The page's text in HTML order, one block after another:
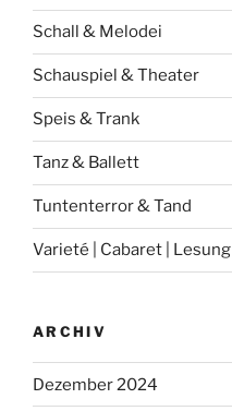
Schall & Melodei
Schauspiel & Theater
Speis & Trank
Tanz & Ballett
Tuntenterror & Tand
Varieté | Cabaret | Lesung
ARCHIV
Dezember 2024